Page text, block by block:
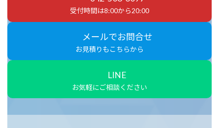
受付時間は8:00から20:00
メールでお問合せ
お見積りもこちらから
LINE
お気軽にご相談ください